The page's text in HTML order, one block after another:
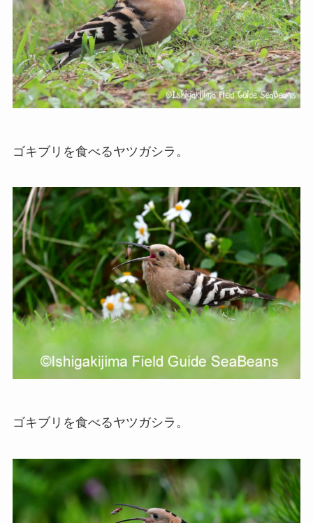
ゴキブリを食べるヤツガシラ。
ゴキブリを食べるヤツガシラ。